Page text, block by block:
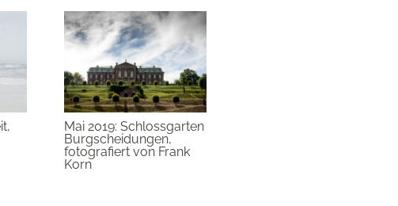
Mai 2019: Schlossgarten
Burgscheidungen,
fotografiert von Frank
Korn